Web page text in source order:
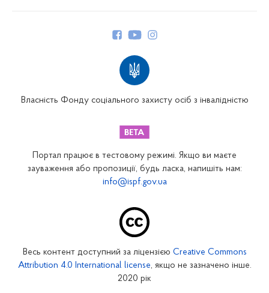
Закарпатське відділення
Запорізьке відділення
Кіровоградське відділення
Власність Фонду соціального захисту осіб з інвалідністю
Портал працює в тестовому режимі. Якщо ви маєте
зауваження або пропозиції, будь ласка, напишіть нам:
info@ispf.gov.ua
Весь контент доступний за ліцензією Creative Commons
Attribution 4.0 International license, якщо не зазначено інше.
2020 рік